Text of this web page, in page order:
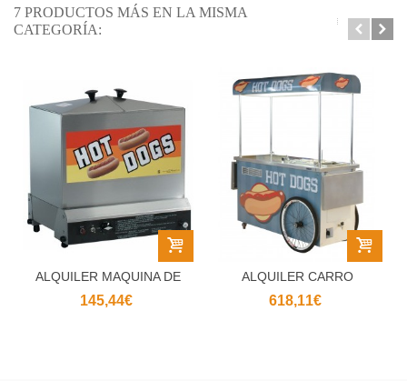
7 PRODUCTOS MÁS EN LA MISMA
CATEGORÍA:
ALQUILER MAQUINA DE
HOTDOGS
145,44€
ALQUILER CARRO
HOTDGS
618,11€